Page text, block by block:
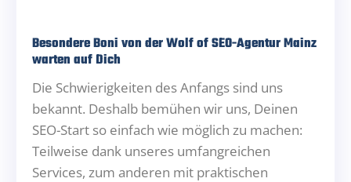
Besondere Boni von der Wolf of SEO-Agentur Mainz
warten auf Dich
Die Schwierigkeiten des Anfangs sind uns
bekannt. Deshalb bemühen wir uns, Deinen
SEO-Start so einfach wie möglich zu machen:
Teilweise dank unseres umfangreichen
Services, zum anderen mit praktischen